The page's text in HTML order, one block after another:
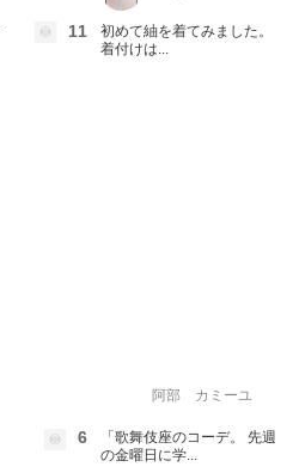
11
初めて紬を着てみました。
着付けは...
6
阿部 カミーユ
「歌舞伎座のコーデ。 先週
の金曜日に学...